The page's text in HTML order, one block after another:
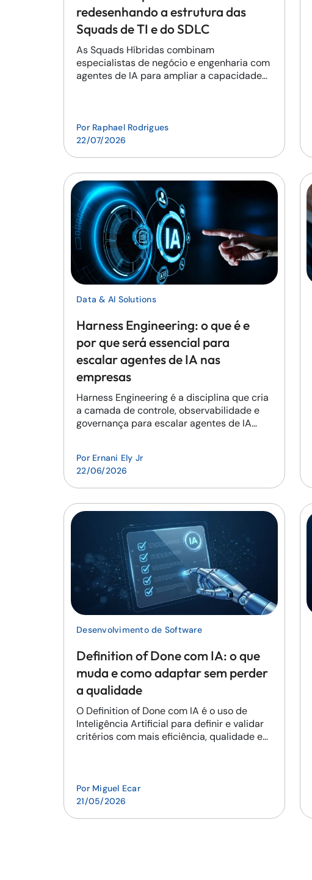
redesenhando a estrutura das
Squads de TI e do SDLC
As Squads Híbridas combinam
especialistas de negócio e engenharia com
agentes de IA para ampliar a capacidade
Por Raphael Rodrigues
22/07/2026
Data & AI Solutions
Harness Engineering: o que é e
por que será essencial para
escalar agentes de IA nas
empresas
Harness Engineering é a disciplina que cria
a camada de controle, observabilidade e
governança para escalar agentes de IA
Por Ernani Ely Jr
22/06/2026
Desenvolvimento de Software
Definition of Done com IA: o que
muda e como adaptar sem perder
a qualidade
O Definition of Done com IA é o uso de
Inteligência Artificial para definir e validar
critérios com mais eficiência, qualidade e
Por Miguel Ecar
21/05/2026